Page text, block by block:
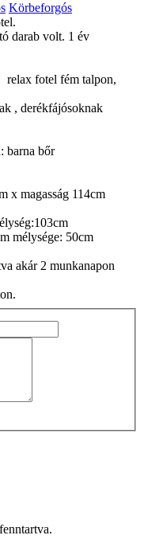
Körbeforgós
darab volt. 1 év
relax fotel fém talpon,
, derékfájósoknak
barna bőr
x magasság 114cm
mélysége: 50cm
akár 2 munkanapon